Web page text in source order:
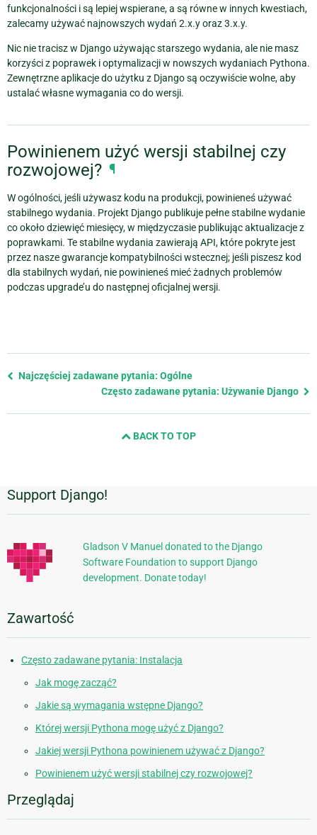
funkcjonalności i są lepiej wspierane, a są równe w innych kwestiach,
zalecamy używać najnowszych wydań 2.x.y oraz 3.x.y.
Nic nie tracisz w Django używając starszego wydania, ale nie masz
korzyści z poprawek i optymalizacji w nowszych wydaniach Pythona.
Zewnętrzne aplikacje do użytku z Django są oczywiście wolne, aby
ustalać własne wymagania co do wersji.
Powinienem użyć wersji stabilnej czy
rozwojowej? ¶
W ogólności, jeśli używasz kodu na produkcji, powinieneś używać
stabilnego wydania. Projekt Django publikuje pełne stabilne wydanie
co około dziewięć miesięcy, w międzyczasie publikując aktualizacje z
poprawkami. Te stabilne wydania zawierają API, które pokryte jest
przez nasze gwarancje kompatybilności wstecznej; jeśli piszesz kod
dla stabilnych wydań, nie powinieneś mieć żadnych problemów
podczas upgrade’u do następnej oficjalnej wersji.
Previous
Najczęściej zadawane pytania: Ogólne
Często zadawane pytania: Używanie Django
BACK TO TOP
Dodatkowe
Support Django!
Gladson V Manuel donated to the Django
Software Foundation to support Django
development. Donate today!
Zawartość
Często zadawane pytania: Instalacja
Jak mogę zacząć?
Jakie są wymagania wstępne Django?
Której wersji Pythona mogę użyć z Django?
Jakiej wersji Pythona powinienem używać z Django?
Powinienem użyć wersji stabilnej czy rozwojowej?
Przeglądaj